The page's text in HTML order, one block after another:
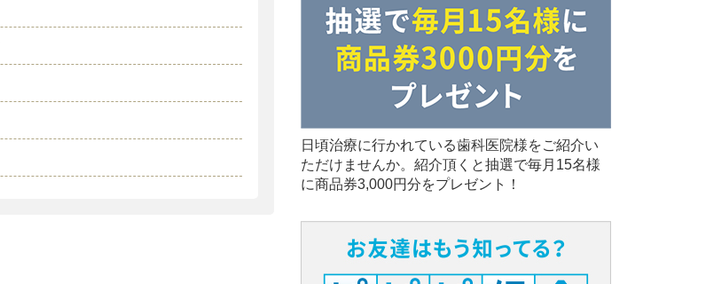
日頃治療に行かれている歯科医院様をご紹介い
ただけませんか。紹介頂くと抽選で毎月15名様
に商品券3,000円分をプレゼント！